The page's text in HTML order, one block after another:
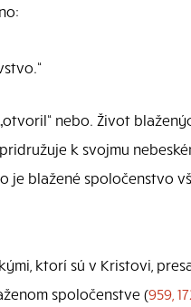
nebo. Život
k svojmu
je blažené spoločenstvo
ktorí sú v Kristovi,
spoločenstve (959,